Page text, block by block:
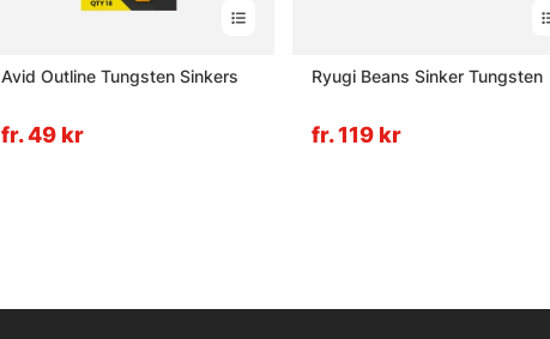
Avid Outline Tungsten Sinkers
fr. 49 kr
Ryugi Beans Sinker Tungsten
fr. 119 kr